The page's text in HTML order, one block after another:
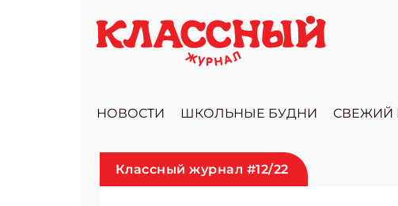
НОВОСТИ ШКОЛЬНЫЕ БУДНИ СВЕЖИЙ
Классный журнал #12/22